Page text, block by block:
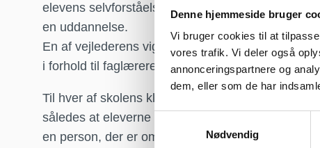
Denne hjemmeside bruger
Vi bruger cookies til at
vores trafik. Vi deler også
annonceringspartnere og
dem, eller som de har
Nødvendig
elevens selvforståelse og kompetencer i forhold til
en uddannelse.
En af vejlederens vigtigste funktioner er at
i forhold til faglærere, ledelse og forældre.
Til hver af skolens klasser er der tilknyttet en
således at eleverne kan søge råd og vejledning i
en person, der er omfattet af almindelig